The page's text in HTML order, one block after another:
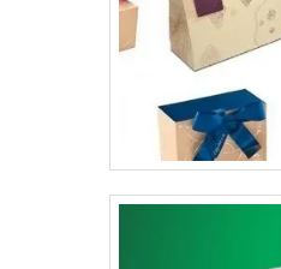
Lyons oferece formatos
embalagens sejam
sofisticação, sempre
para as empresas e seus
papel e por isso o seu
precisa de pouco espaço
de uma quantidade mínima
normalmente In Mold
muito grande, são mais
potes e não necessitam
anteriormente pelo